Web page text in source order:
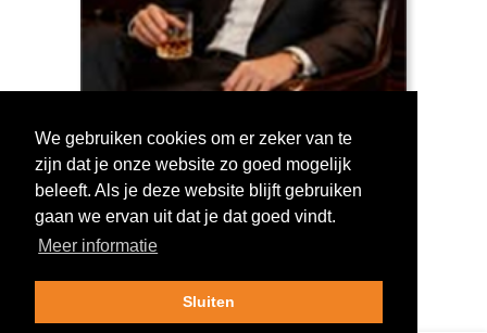
Log in om te stemmen!
We gebruiken cookies om er zeker van te
zijn dat je onze website zo goed mogelijk
beleeft. Als je deze website blijft gebruiken
gaan we ervan uit dat je dat goed vindt.
Meer informatie
Sluiten